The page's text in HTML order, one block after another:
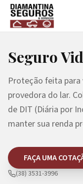
Seguro
Proteção feita para
provedora do lar.
de DIT (Diária por
manter sua renda
FAÇA UMA
(38) 3531-3996